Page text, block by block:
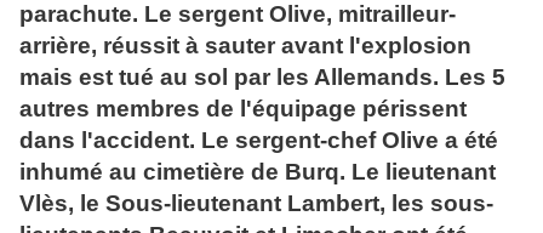
parachute. Le sergent Olive, mitrailleur-
arrière, réussit à sauter avant l'explosion
mais est tué au sol par les Allemands. Les 5
autres membres de l'équipage périssent
dans l'accident. Le sergent-chef Olive a été
inhumé au cimetière de Burq. Le lieutenant
Vlès, le Sous-lieutenant Lambert, les sous-